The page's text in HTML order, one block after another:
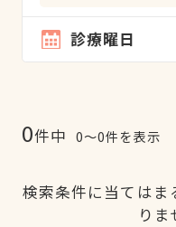
診療曜日
0件中 0〜0件を表示
検索条件に当てはま
りま